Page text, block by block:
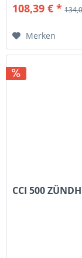
108,39 € *
Merken
CCI 500